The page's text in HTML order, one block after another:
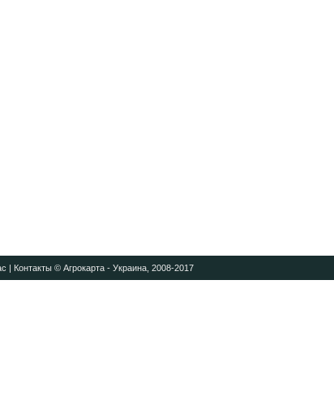
| Контакты© Агрокарта - Украина, 2008-2017